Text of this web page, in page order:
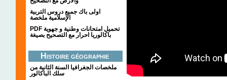
اولى باك جميع دروس التربية
الإسلامية ملخصة
PDF تحميل امتحانات وطنية و جهوية
باكالوريا احرار مع التصحيح بصيغة
Histoire géographie
ملخصات الجغرافيا السنة الثانية من
سلك الباكالور